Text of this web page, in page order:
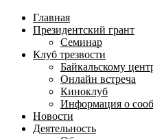
меню
Главная
Президентский грант
Семинар
Клуб трезвости
Байкальскому
Онлайн встреча
Киноклуб
Информация о
Новости
Деятельность